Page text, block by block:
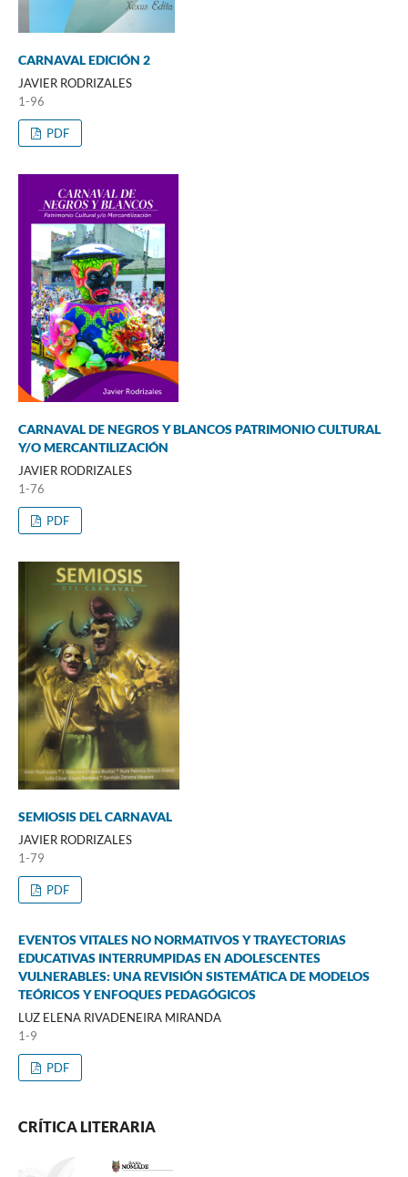
CARNAVAL EDICIÓN 2
JAVIER RODRIZALES
1-96
PDF
CARNAVAL DE NEGROS Y BLANCOS PATRIMONIO CULTURAL
Y/O MERCANTILIZACIÓN
JAVIER RODRIZALES
1-76
PDF
SEMIOSIS DEL CARNAVAL
JAVIER RODRIZALES
1-79
PDF
EVENTOS VITALES NO NORMATIVOS Y TRAYECTORIAS
EDUCATIVAS INTERRUMPIDAS EN ADOLESCENTES
VULNERABLES: UNA REVISIÓN SISTEMÁTICA DE MODELOS
TEÓRICOS Y ENFOQUES PEDAGÓGICOS
LUZ ELENA RIVADENEIRA MIRANDA
1-9
PDF
CRÍTICA LITERARIA